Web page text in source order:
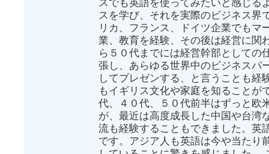
スを学び、それを実際のビジネス界
リカ、フランス、ドイツ企業でもマ
業、教育を経験、その後は経営に関
ら５０代までには経営幹部としての
張し、あらゆる世界中のビジネスパ
してプレゼンする、と言うことも経
もイギリス文化や家庭を知ることが
代、４０代、５０代前半はずっと欧
が、最近は高度成長した中国や台湾
流も経験することもできました。英
です。アジア人も英語は今や当たり